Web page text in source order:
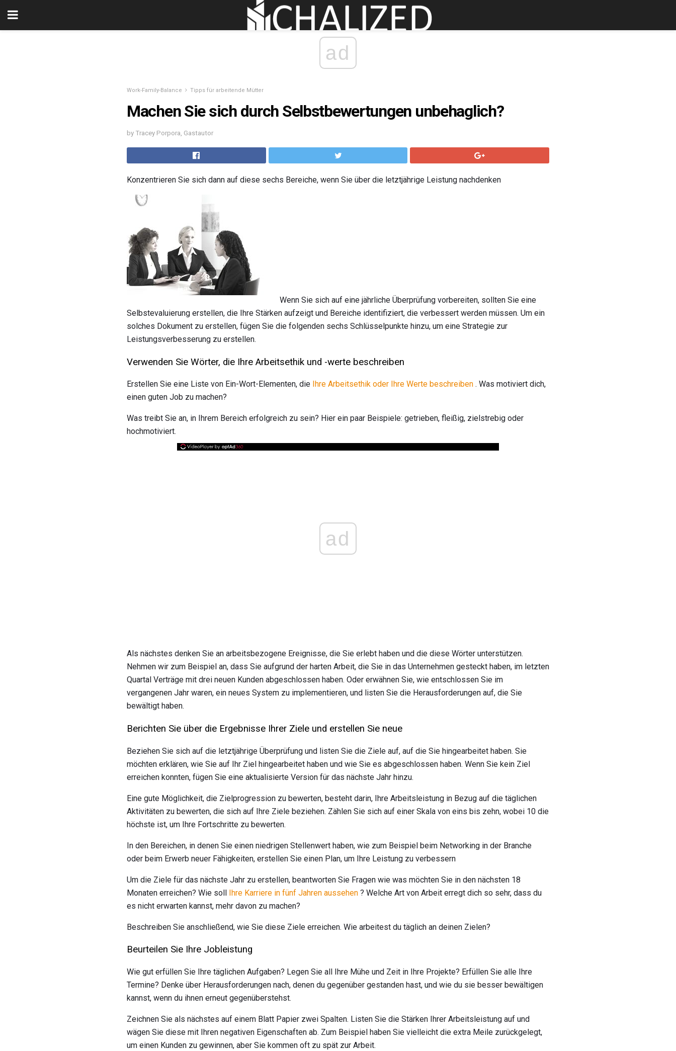
ad
Work-Family-Balance Tipps für arbeitende Mütter
Machen Sie sich durch Selbstbewertungen unbehaglich?
by Tracey Porpora, Gastautor
Konzentrieren Sie sich dann auf diese sechs Bereiche, wenn Sie über die letztjährige Leistung nachdenken
Wenn Sie sich auf eine jährliche Überprüfung vorbereiten, sollten Sie eine
Selbstevaluierung erstellen, die Ihre Stärken aufzeigt und Bereiche identifiziert, die verbessert werden müssen. Um ein
solches Dokument zu erstellen, fügen Sie die folgenden sechs Schlüsselpunkte hinzu, um eine Strategie zur
Leistungsverbesserung zu erstellen.
Verwenden Sie Wörter, die Ihre Arbeitsethik und -werte beschreiben
Erstellen Sie eine Liste von Ein-Wort-Elementen, die Ihre Arbeitsethik oder Ihre Werte beschreiben . Was motiviert dich,
einen guten Job zu machen?
Was treibt Sie an, in Ihrem Bereich erfolgreich zu sein? Hier ein paar Beispiele: getrieben, fleißig, zielstrebig oder
hochmotiviert.
ad
Als nächstes denken Sie an arbeitsbezogene Ereignisse, die Sie erlebt haben und die diese Wörter unterstützen.
Nehmen wir zum Beispiel an, dass Sie aufgrund der harten Arbeit, die Sie in das Unternehmen gesteckt haben, im letzten
Quartal Verträge mit drei neuen Kunden abgeschlossen haben. Oder erwähnen Sie, wie entschlossen Sie im
vergangenen Jahr waren, ein neues System zu implementieren, und listen Sie die Herausforderungen auf, die Sie
bewältigt haben.
Berichten Sie über die Ergebnisse Ihrer Ziele und erstellen Sie neue
Beziehen Sie sich auf die letztjährige Überprüfung und listen Sie die Ziele auf, auf die Sie hingearbeitet haben. Sie
möchten erklären, wie Sie auf Ihr Ziel hingearbeitet haben und wie Sie es abgeschlossen haben. Wenn Sie kein Ziel
erreichen konnten, fügen Sie eine aktualisierte Version für das nächste Jahr hinzu.
Eine gute Möglichkeit, die Zielprogression zu bewerten, besteht darin, Ihre Arbeitsleistung in Bezug auf die täglichen
Aktivitäten zu bewerten, die sich auf Ihre Ziele beziehen. Zählen Sie sich auf einer Skala von eins bis zehn, wobei 10 die
höchste ist, um Ihre Fortschritte zu bewerten.
In den Bereichen, in denen Sie einen niedrigen Stellenwert haben, wie zum Beispiel beim Networking in der Branche
oder beim Erwerb neuer Fähigkeiten, erstellen Sie einen Plan, um Ihre Leistung zu verbessern
Um die Ziele für das nächste Jahr zu erstellen, beantworten Sie Fragen wie was möchten Sie in den nächsten 18
Monaten erreichen? Wie soll Ihre Karriere in fünf Jahren aussehen ? Welche Art von Arbeit erregt dich so sehr, dass du
es nicht erwarten kannst, mehr davon zu machen?
Beschreiben Sie anschließend, wie Sie diese Ziele erreichen. Wie arbeitest du täglich an deinen Zielen?
Beurteilen Sie Ihre Jobleistung
Wie gut erfüllen Sie Ihre täglichen Aufgaben? Legen Sie all Ihre Mühe und Zeit in Ihre Projekte? Erfüllen Sie alle Ihre
Termine? Denke über Herausforderungen nach, denen du gegenüber gestanden hast, und wie du sie besser bewältigen
kannst, wenn du ihnen erneut gegenüberstehst.
Zeichnen Sie als nächstes auf einem Blatt Papier zwei Spalten. Listen Sie die Stärken Ihrer Arbeitsleistung auf und
wägen Sie diese mit Ihren negativen Eigenschaften ab. Zum Beispiel haben Sie vielleicht die extra Meile zurückgelegt,
um einen Kunden zu gewinnen, aber Sie kommen oft zu spät zur Arbeit.